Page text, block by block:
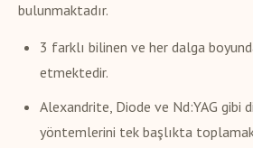
bulunmaktadır.
3 farklı bilinen ve her dalga
etmektedir.
Alexandrite, Diode ve Nd:YAG gibi
yöntemlerini tek başlıkta